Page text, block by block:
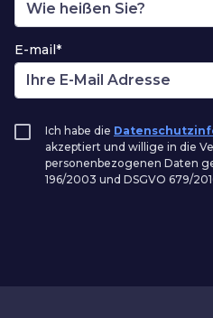
E-mail*
Ich habe die
akzeptiert und willige in die
personenbezogenen Daten
196/2003 und DSGVO 679/